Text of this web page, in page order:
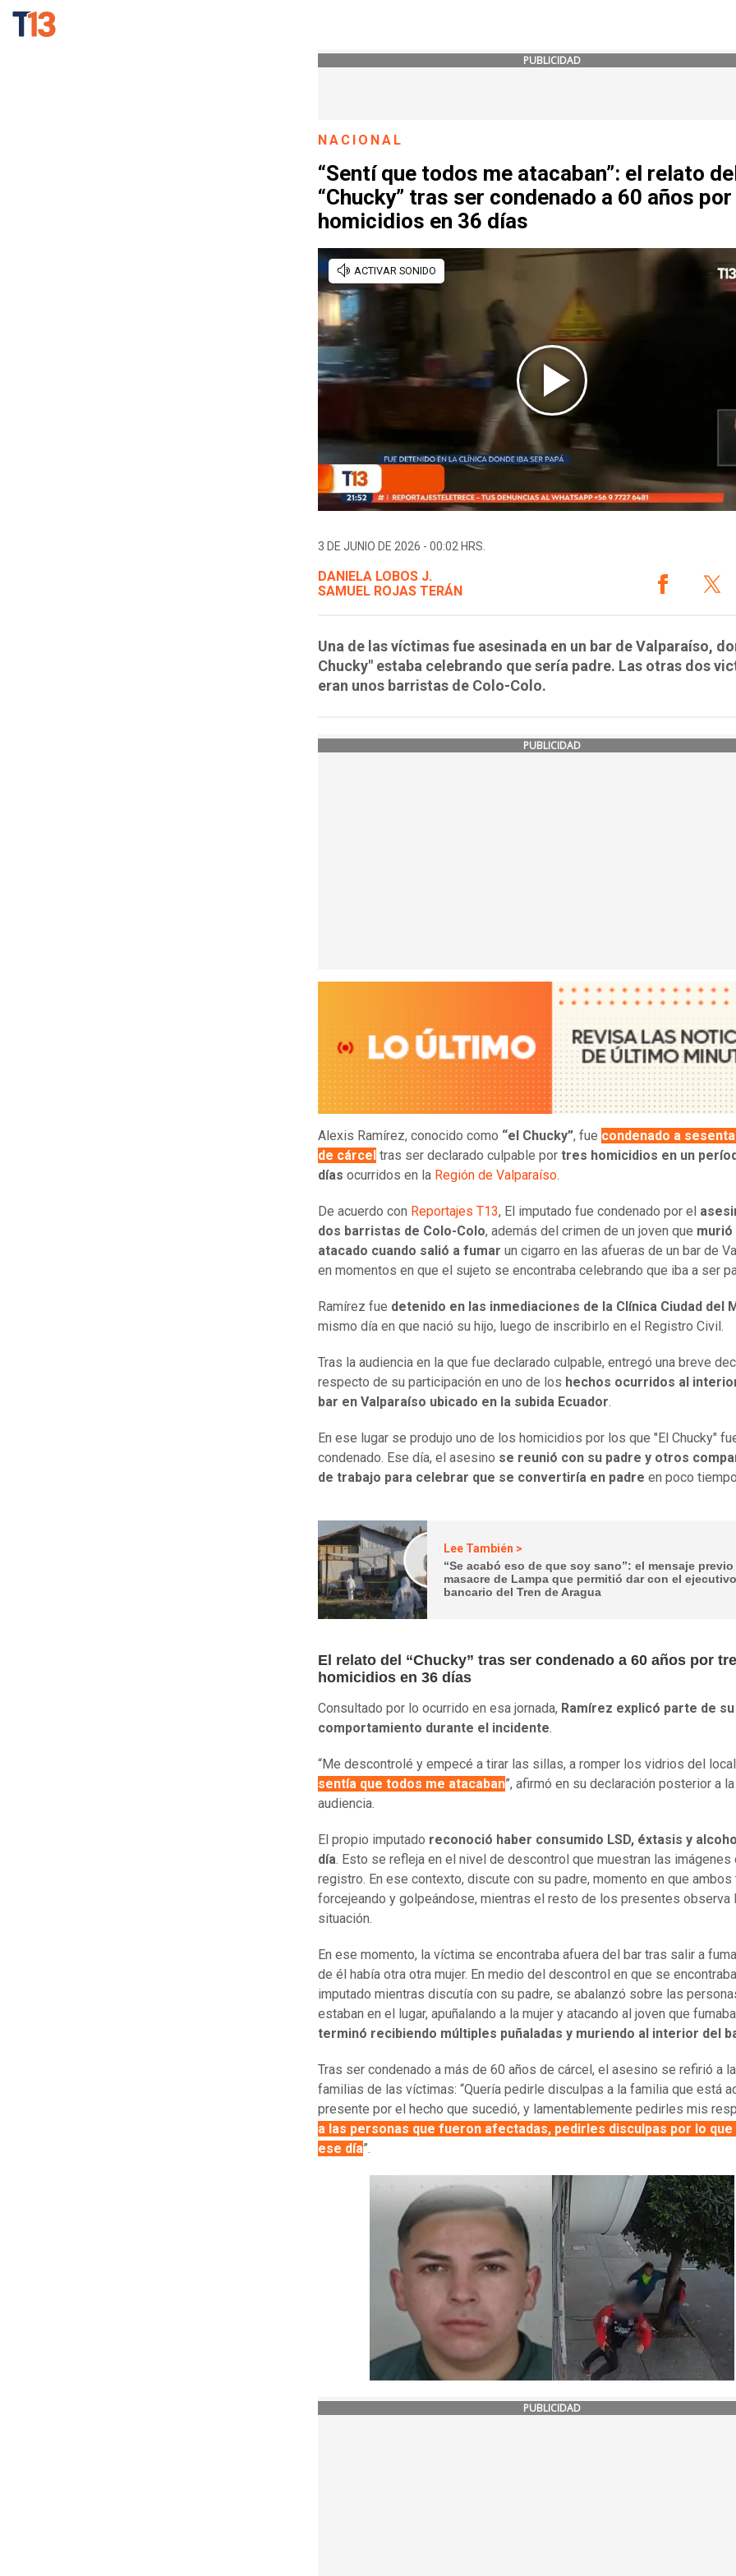
PUBLICIDAD
NACIONAL
“Sentí que todos me atacaban”: el relato
“Chucky” tras ser condenado a 60 años
homicidios en 36 días
3 DE JUNIO DE 2026 - 00:02 HRS.
DANIELA LOBOS J.
SAMUEL ROJAS TERÁN
Una de las víctimas fue asesinada en un bar de Valparaíso,
Chucky" estaba celebrando que sería padre. Las otras dos
eran unos barristas de Colo-Colo.
PUBLICIDAD
Alexis Ramírez, conocido como “el Chucky”, fue condenado a
de cárcel tras ser declarado culpable por tres homicidios en un
días ocurridos en la Región de Valparaíso.
De acuerdo con Reportajes T13, El imputado fue condenado por el
dos barristas de Colo-Colo, además del crimen de un joven que
atacado cuando salió a fumar un cigarro en las afueras de un bar de
en momentos en que el sujeto se encontraba celebrando que iba a ser
Ramírez fue detenido en las inmediaciones de la Clínica Ciudad del
mismo día en que nació su hijo, luego de inscribirlo en el Registro Civil.
Tras la audiencia en la que fue declarado culpable, entregó una breve
respecto de su participación en uno de los hechos ocurridos al
bar en Valparaíso ubicado en la subida Ecuador.
En ese lugar se produjo uno de los homicidios por los que "El Chucky"
condenado. Ese día, el asesino se reunió con su padre y otros
de trabajo para celebrar que se convertiría en padre en poco
Lee También >
“Se acabó eso de que soy sano”: el mensaje previo
masacre de Lampa que permitió dar con el ejecutivo
bancario del Tren de Aragua
El relato del “Chucky” tras ser condenado a 60 años por
homicidios en 36 días
Consultado por lo ocurrido en esa jornada, Ramírez explicó parte de su
comportamiento durante el incidente.
“Me descontrolé y empecé a tirar las sillas, a romper los vidrios del
sentía que todos me atacaban”, afirmó en su declaración posterior a la
audiencia.
El propio imputado reconoció haber consumido LSD, éxtasis y
día. Esto se refleja en el nivel de descontrol que muestran las imágenes
registro. En ese contexto, discute con su padre, momento en que ambos
forcejeando y golpeándose, mientras el resto de los presentes observa
situación.
En ese momento, la víctima se encontraba afuera del bar tras salir a
de él había otra otra mujer. En medio del descontrol en que se
imputado mientras discutía con su padre, se abalanzó sobre las
estaban en el lugar, apuñalando a la mujer y atacando al joven que
terminó recibiendo múltiples puñaladas y muriendo al interior del
Tras ser condenado a más de 60 años de cárcel, el asesino se refirió a
familias de las víctimas: “Quería pedirle disculpas a la familia que está
presente por el hecho que sucedió, y lamentablemente pedirles mis
a las personas que fueron afectadas, pedirles disculpas por lo que
ese día”.
PUBLICIDAD